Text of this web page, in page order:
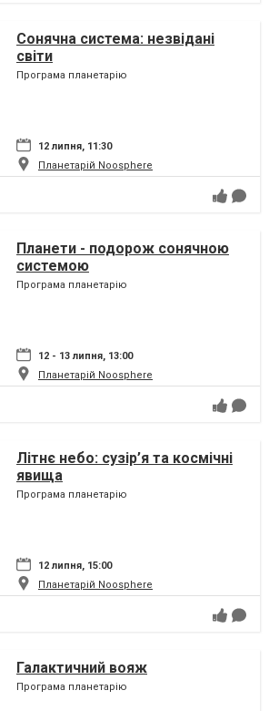
Сонячна система: незвідані
світи
Програма планетарію
12 липня, 11:30
Планетарій Noosphere
Планети - подорож сонячною
системою
Програма планетарію
12 - 13 липня, 13:00
Планетарій Noosphere
Літнє небо: сузір’я та космічні
явища
Програма планетарію
12 липня, 15:00
Планетарій Noosphere
Галактичний вояж
Програма планетарію